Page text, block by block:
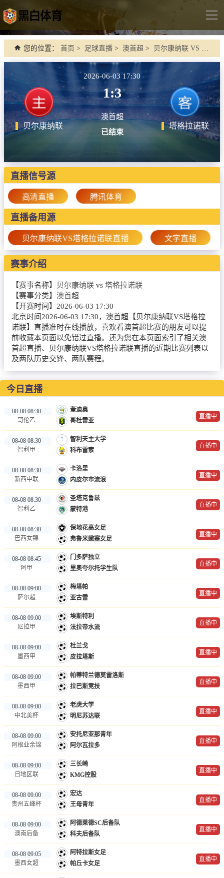
导
首页
德甲
法甲
西甲
世界杯
欧冠杯
中超
篮球直播
NBA
CBA
录像
足球录像
篮球录像
新闻
足球新闻
篮球新闻
您的位置： 首页 > 足球直播 > 澳首超 > 贝尔康纳联 VS 塔格拉诺联
贝尔康纳联
2026-06-03 17:30
1:3
澳首超
已结束
塔格拉诺联
直播信号源
高清直播 腾讯体育
直播备用源
贝尔康纳联VS塔格拉诺联直播 文字直播
赛事介绍
【赛事名称】 贝尔康纳联 vs 塔格拉诺联
【赛事分类】 澳首超
【开赛时间】 2026-06-03 17:30
北京时间2026-06-03 17:30，澳首超【贝尔康纳联VS塔格拉
诺联】直播准时在线播放，喜欢看澳首超比赛的朋友可以提
前收藏本页面以免错过直播。还为您在本页面索引了相关澳
首超直播、贝尔康纳联VS塔格拉诺联直播的近期比赛列表以
及两队历史交锋、两队赛程。
今日直播
08-08 08:30
哥伦乙
奎迪奥
哥杜雷亚
直播中
08-08 08:30
智利甲
智利天主大学
科布雷索
直播中
08-08 08:30
新西中联
卡洛里
内皮尔市流浪
直播中
08-08 08:30
智利乙
圣塔克鲁兹
蒙特港
直播中
08-08 08:30
巴西女锦
保地花高女足
弗鲁米嫩塞女足
直播中
08-08 08:45
阿甲
门多萨独立
里奥夸尔托学生队
直播中
08-08 09:00
萨尔超
梅塔帕
亚古雷
直播中
08-08 09:00
尼拉甲
埃斯特利
法拉帝水流
直播中
08-08 09:00
墨西甲
杜兰戈
皮拉塔斯
直播中
08-08 09:00
墨西甲
帕蒂特兰德莫雷洛斯
拉巴斯竞技
直播中
08-08 09:00
中北美杯
老虎大学
明尼苏达联
直播中
08-08 09:00
阿根业余锦
安托尼亚那青年
阿尔瓦拉多
直播中
08-08 09:00
日地区联
三长崎
KMG控股
直播中
08-08 09:00
贵州五峰杯
宏达
王母青年
直播中
08-08 09:00
澳南后备
阿德莱德SC后备队
科夫后备队
直播中
08-08 09:05
墨西女超
阿特拉斯女足
帕丘卡女足
直播中